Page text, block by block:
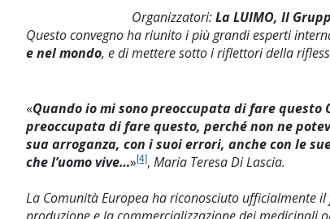
Organizzatori:La LUIMO, Il
Questo convegno ha riunito i più grandi esperti
e nel mondo, e di mettere sotto i riflettori della
«Quando io mi sono preoccupata di fare questo
preoccupata di fare questo, perché non ne
sua arroganza, con i suoi errori, anche con le
che l’uomo vive…» [4], Maria Teresa Di Lascia.
La Comunità Europea ha riconosciuto ufficialmente